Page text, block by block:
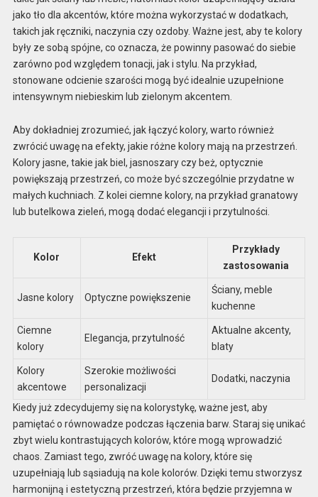
jako tło dla akcentów, które można wykorzystać w dodatkach,
takich jak ręczniki, naczynia czy ozdoby. Ważne jest, aby te kolory
były ze sobą spójne, co oznacza, że powinny pasować do siebie
zarówno pod względem tonacji, jak i stylu. Na przykład,
stonowane odcienie szarości mogą być idealnie uzupełnione
intensywnym niebieskim lub zielonym akcentem.
Aby dokładniej zrozumieć, jak łączyć kolory, warto również
zwrócić uwagę na efekty, jakie różne kolory mają na przestrzeń.
Kolory jasne, takie jak biel, jasnoszary czy beż, optycznie
powiększają przestrzeń, co może być szczególnie przydatne w
małych kuchniach. Z kolei ciemne kolory, na przykład granatowy
lub butelkowa zieleń, mogą dodać elegancji i przytulności.
Kolor Efekt
Przykłady
zastosowania
Jasne kolory Optyczne powiększenie
Ściany, meble
kuchenne
Ciemne
kolory
Elegancja, przytulność
Aktualne akcenty,
blaty
Kolory
akcentowe
Szerokie możliwości
personalizacji
Dodatki, naczynia
Kiedy już zdecydujemy się na kolorystykę, ważne jest, aby
pamiętać o równowadze podczas łączenia barw. Staraj się unikać
zbyt wielu kontrastujących kolorów, które mogą wprowadzić
chaos. Zamiast tego, zwróć uwagę na kolory, które się
uzupełniają lub sąsiadują na kole kolorów. Dzięki temu stworzysz
harmonijną i estetyczną przestrzeń, która będzie przyjemna w